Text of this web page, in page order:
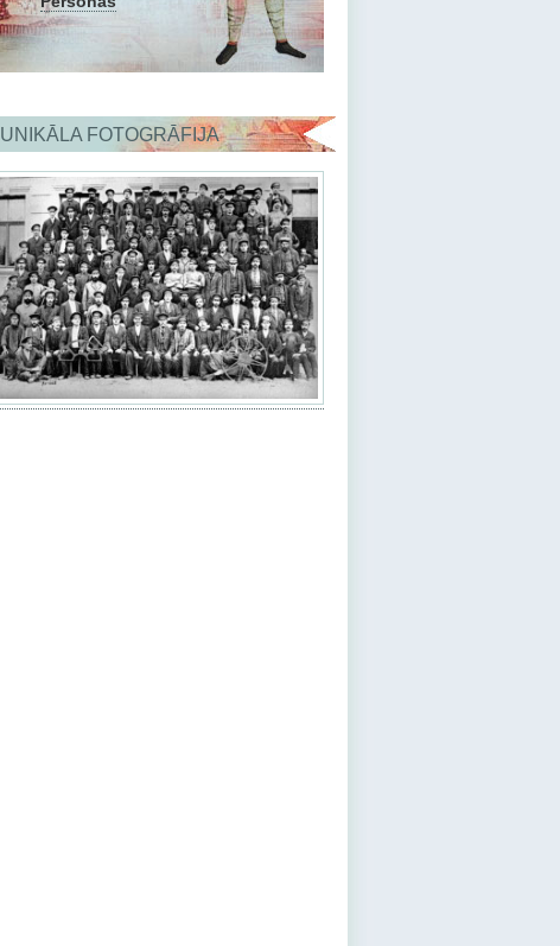
UNIKĀLA FOTOGRĀFIJA